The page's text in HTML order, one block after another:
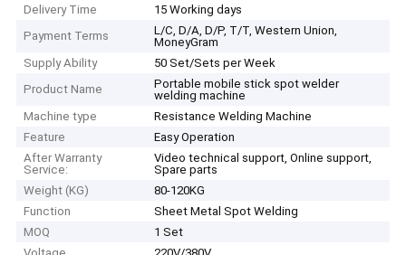
Delivery Time
15 Working days
Payment Terms
L/C, D/A, D/P, T/T, Western Union,
MoneyGram
Supply Ability
50 Set/Sets per Week
Product Name
Portable mobile stick spot welder
welding machine
Machine type
Resistance Welding Machine
Feature
Easy Operation
After Warranty
Service:
Video technical support, Online support,
Spare parts
Weight (KG)
80-120KG
Function
Sheet Metal Spot Welding
MOQ
1 Set